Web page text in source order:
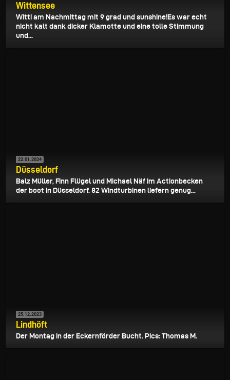
Wittensee
Witti am Nachmittag mit 9 grad und sunshine!Es war echt
nicht kalt dank dicker Klamotte und eine tolle Stimmung
und...
22.01.2024
Düsseldorf
Balz Müller, Finn Flügel und Michael Näf im Actionbecken
der boot in Düsseldorf. 82 Windturbinen liefern genug...
25.12.2023
Lindhöft
Der Montag in der Eckernförder Bucht. Pics: Thomas M.